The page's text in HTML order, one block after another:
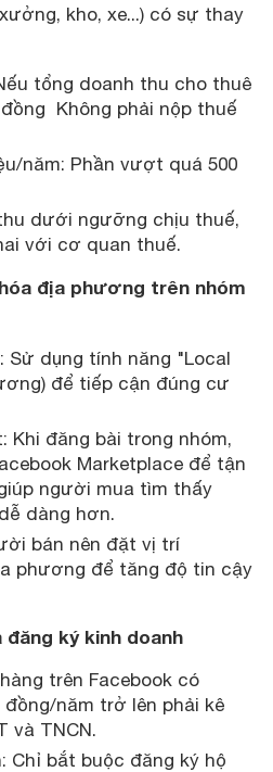
kho, xe...) có sự thay
tổng doanh thu cho thuê
Không phải nộp thuế
năm: Phần vượt quá 500
dưới ngưỡng chịu thuế,
với cơ quan thuế.
địa phương trên nhóm
Sử dụng tính năng "Local
để tiếp cận đúng cư
Khi đăng bài trong nhóm,
Marketplace để tận
người mua tìm thấy
dàng hơn.
bán nên đặt vị trí
phương để tăng độ tin cậy
đăng ký kinh doanh
trên Facebook có
năm trở lên phải kê
và TNCN.
Chỉ bắt buộc đăng ký hộ